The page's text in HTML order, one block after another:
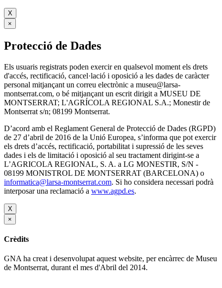
X
×
Protecció de Dades
Els usuaris registrats poden exercir en qualsevol moment els drets
d'accés, rectificació, cancel·lació i oposició a les dades de caràcter
personal mitjançant un correu electrònic a museu@larsa-
montserrat.com, o bé mitjançant un escrit dirigit a MUSEU DE
MONTSERRAT; L'AGRÍCOLA REGIONAL S.A.; Monestir de
Montserrat s/n; 08199 Montserrat.
D’acord amb el Reglament General de Protecció de Dades (RGPD)
de 27 d’abril de 2016 de la Unió Europea, s’informa que pot exercir
els drets d’accés, rectificació, portabilitat i supressió de les seves
dades i els de limitació i oposició al seu tractament dirigint-se a
L’AGRICOLA REGIONAL, S. A. a LG MONESTIR, S/N -
08199 MONISTROL DE MONTSERRAT (BARCELONA) o
informatica@larsa-montserrat.com. Si ho considera necessari podrà
interposar una reclamació a www.agpd.es.
X
×
Crèdits
GNA ha creat i desenvolupat aquest website, per encàrrec de Museu
de Montserrat, durant el mes d'Abril del 2014.